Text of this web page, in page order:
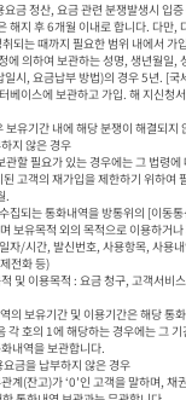
금 정산, 요금 관련 분쟁발생시 입
해지 후 6개월 이내로 합니다. 다만,
되는 때까지 필요한 범위 내에서 가
시, 요금납부 방법)의 경우 5년. [국
베이스에 보관하고 가입. 해 지신청
.
집되는 통화내역을 방통위의 [이동
보유목적 외의 목적으로 이용하거
전화 등)
의 보유기간 및 이용기간은 해당 통
각 호의 1에 해당하는 경우에는 그
내역을 보관합니다.